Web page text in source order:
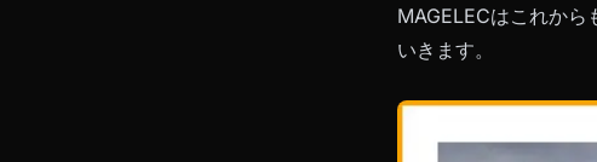
MAGELECはこれか
いきます。